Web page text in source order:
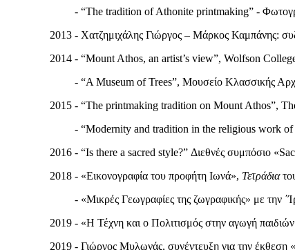
- “The tradition of Athonite printmaking” -
2013 - Χατζημιχάλης Γιώργος – Μάρκος Καμπάνης:
2014 - “Mount Athos, an artist’s view”, Wolfson
- “A Museum of Trees”, Μουσείο Κλασσικής
2015 - “The printmaking tradition on Mount Athos”,
- “Modernity and tradition in the religious work of
2016 - “Is there a sacred style?” Διεθνές συμπόσιο
2018 - «Εικονογραφία του προφήτη Ιωνά», Τετράδια
- «Μικρές Γεωγραφίες της ζωγραφικής» με την
2019 - «Η Τέχνη και ο Πολιτισμός στην αγωγή
2019 - Γιώργος Μυλωνάς, συνέντευξη για την